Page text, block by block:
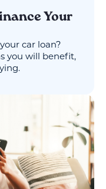
Your
car loan?
you will benefit,